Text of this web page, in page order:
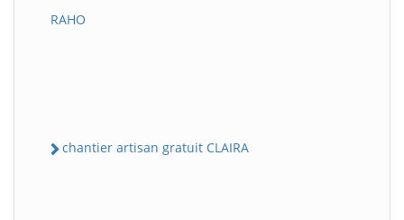
RAHO
chantier artisan gratuit CLAIRA